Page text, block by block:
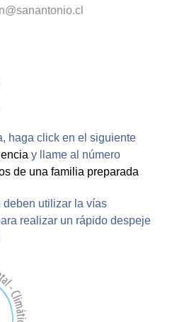
haga click en el siguiente
y llame al número
de una familia preparada
deben utilizar la vías
realizar un rápido despeje